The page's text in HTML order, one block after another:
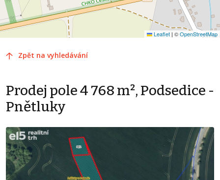
Leaflet | ©OpenStreetMap
Zpět na vyhledávání
Prodej pole 4 768 m², Podsedice -
Pnětluky